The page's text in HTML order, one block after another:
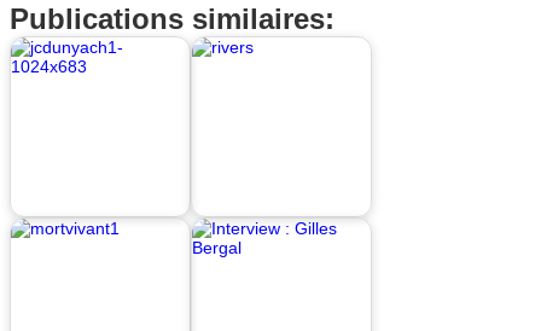
Publications similaires: